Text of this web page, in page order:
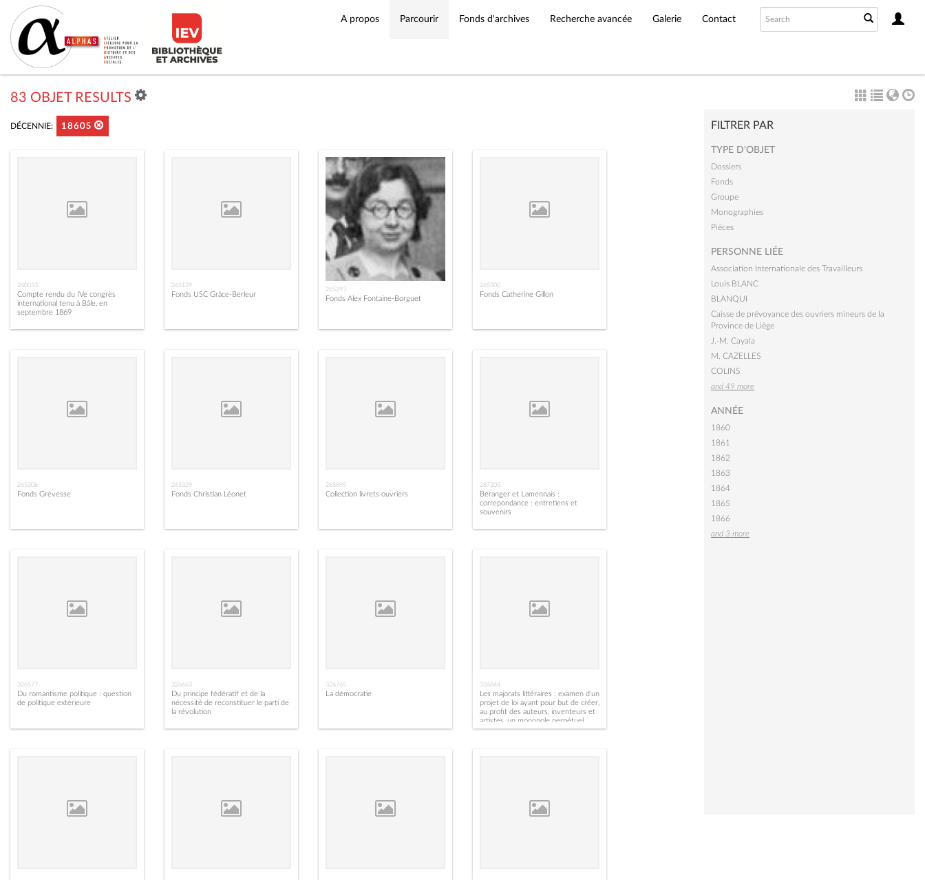
A propos Parcourir Fonds d'archives Recherche avancée Galerie Contact
83 OBJET RESULTS
DÉCENNIE: 1860S
260033
Compte rendu du IVe congrès
international tenu à Bâle, en
septembre 1869
265129
Fonds USC Grâce-Berleur
265293
Fonds Alex Fontaine-Borguet
265300
Fonds Catherine Gillon
265306
Fonds Grévesse
265329
Fonds Christian Léonet
265895
Collection livrets ouvriers
287205
Béranger et Lamennais :
correpondance : entretiens et
souvenirs
326577
Du romantisme politique : question
de politique extérieure
326663
Du principe fédératif et de la
nécessité de reconstituer le parti de
la révolution
326765
La démocratie
326844
Les majorats littéraires : examen d'un
projet de loi ayant pour but de créer,
au profit des auteurs, inventeurs et
artistes, un monopole perpétuel
FILTRER PAR
TYPE D'OBJET
Dossiers
Fonds
Groupe
Monographies
Pièces
PERSONNE LIÉE
Association Internationale des Travailleurs
Louis BLANC
BLANQUI
Caisse de prévoyance des ouvriers mineurs de la
Province de Liège
J.-M. Cayala
M. CAZELLES
COLINS
and 49 more
ANNÉE
1860
1861
1862
1863
1864
1865
1866
and 3 more